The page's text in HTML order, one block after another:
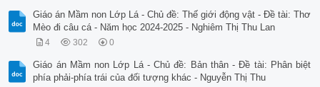
Giáo án Mầm non Lớp Lá - Chủ đề: Thế giới động vật - Đề tài: Thơ
Mèo đi câu cá - Năm học 2024-2025 - Nghiêm Thị Thu Lan
4 302 0
Giáo án Mầm non Lớp Lá - Chủ đề: Bản thân - Đề tài: Phân biệt
phía phải-phía trái của đối tượng khác - Nguyễn Thị Thu